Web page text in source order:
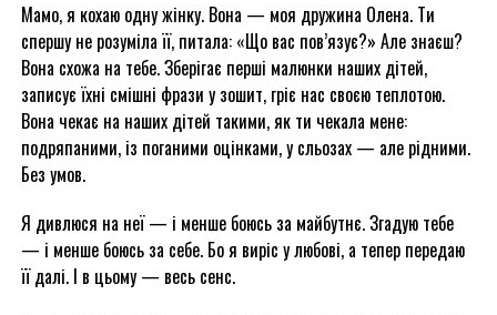
Мамо, я кохаю одну жінку. Вона — моя дружина Олена. Ти
спершу не розуміла її, питала: «Що вас пов’язує?» Але знаєш?
Вона схожа на тебе. Зберігає перші малюнки наших дітей,
записує їхні смішні фрази у зошит, гріє нас своєю теплотою.
Вона чекає на наших дітей такими, як ти чекала мене:
подряпаними, із поганими оцінками, у сльозах — але рідними.
Без умов.
Я дивлюся на неї — і менше боюсь за майбутнє. Згадую тебе
— і менше боюсь за себе. Бо я виріс у любові, а тепер передаю
її далі. І в цьому — весь сенс.